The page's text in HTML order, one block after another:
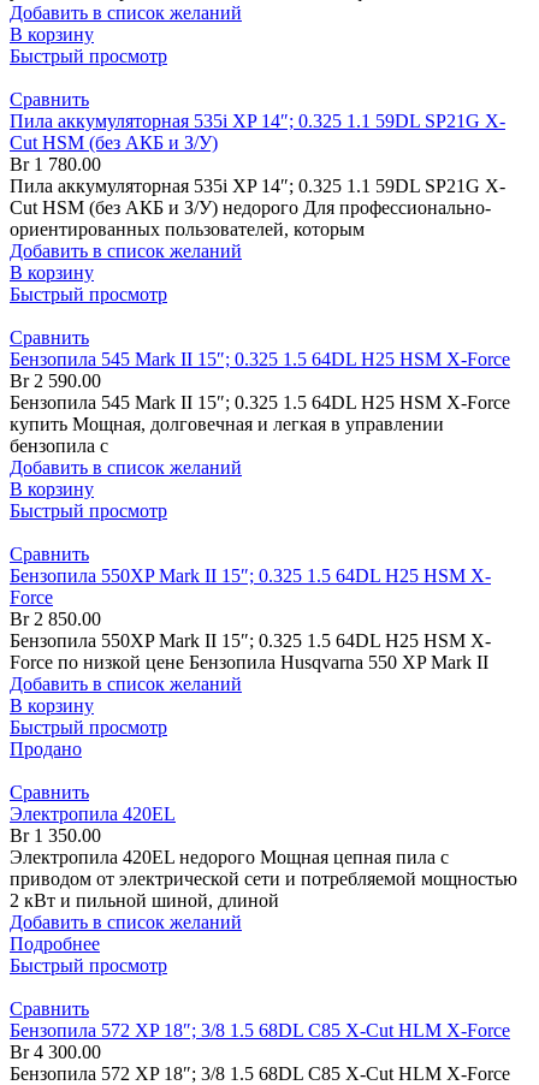
Добавить в список желаний
В корзину
Быстрый просмотр
Сравнить
Пила аккумуляторная 535i XP 14″; 0.325 1.1 59DL SP21G X-
Cut HSM (без АКБ и З/У)
Br1 780.00
Пила аккумуляторная 535i XP 14″; 0.325 1.1 59DL SP21G X-
Cut HSM (без АКБ и З/У) недорого Для профессионально-
ориентированных пользователей, которым
Добавить в список желаний
В корзину
Быстрый просмотр
Сравнить
Бензопила 545 Mark II 15″; 0.325 1.5 64DL H25 HSM X-Force
Br2 590.00
Бензопила 545 Mark II 15″; 0.325 1.5 64DL H25 HSM X-Force
купить Мощная, долговечная и легкая в управлении
бензопила с
Добавить в список желаний
В корзину
Быстрый просмотр
Сравнить
Бензопила 550XP Mark II 15″; 0.325 1.5 64DL H25 HSM X-
Force
Br2 850.00
Бензопила 550XP Mark II 15″; 0.325 1.5 64DL H25 HSM X-
Force по низкой цене Бензопила Husqvarna 550 XP Mark II
Добавить в список желаний
В корзину
Быстрый просмотр
Продано
Сравнить
Электропила 420EL
Br1 350.00
Электропила 420EL недорого Мощная цепная пила с
приводом от электрической сети и потребляемой мощностью
2 кВт и пильной шиной, длиной
Добавить в список желаний
Подробнее
Быстрый просмотр
Сравнить
Бензопила 572 XP 18″; 3/8 1.5 68DL C85 X-Cut HLM X-Force
Br4 300.00
Бензопила 572 XP 18″; 3/8 1.5 68DL C85 X-Cut HLM X-Force